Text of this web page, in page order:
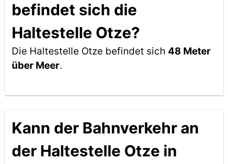
befindet sich die
Haltestelle Otze?
Die Haltestelle Otze befindet sich 48 Meter
über Meer.
Kann der Bahnverkehr an
der Haltestelle Otze in